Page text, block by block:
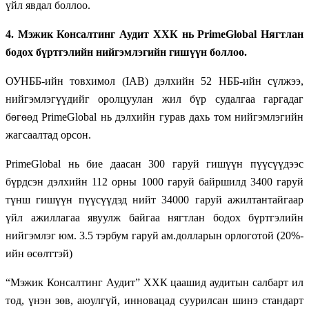
үйл явдал боллоо.
4. Мэжик Консалтинг Аудит ХХК нь PrimeGlobal Нягтлан
бодох бүртгэлийн нийгэмлэгийн гишүүн боллоо.
ОУНББ-ийн товхимол (IAB) дэлхийн 52 НББ-ийн сүлжээ,
нийгэмлэгүүдийг оролцуулан жил бүр судалгаа гаргадаг
бөгөөд PrimeGlobal нь дэлхийн гурав дахь том нийгэмлэгийн
жагсаалтад орсон.
PrimeGlobal нь бие даасан 300 гаруй гишүүн пүүсүүдээс
бүрдсэн дэлхийн 112 орны 1000 гаруй байршилд 3400 гаруй
түнш гишүүн пүүсүүдэд нийт 34000 гаруй ажилтантайгаар
үйл ажиллагаа явуулж байгаа нягтлан бодох бүртгэлийн
нийгэмлэг юм. 3.5 тэрбум гаруй ам.долларын орлоготой (20%-
ийн өсөлттэй)
“Мэжик Консалтинг Аудит” ХХК цаашид аудитын салбарт ил
тод, үнэн зөв, аюулгүй, инновацад суурилсан шинэ стандарт